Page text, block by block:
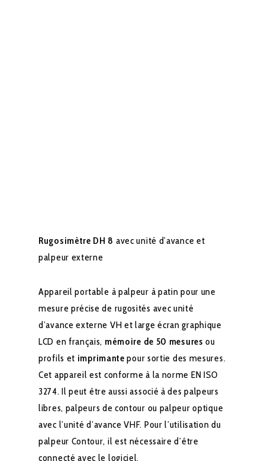
Rugosimètre DH 8 avec unité d’avance et
palpeur externe
Appareil portable à palpeur à patin pour une
mesure précise de rugosités avec unité
d’avance externe VH et large écran graphique
LCD en français, mémoire de 50 mesures ou
profils et imprimante pour sortie des mesures.
Cet appareil est conforme à la norme EN ISO
3274. Il peut être aussi associé à des palpeurs
libres, palpeurs de contour ou palpeur optique
avec l’unité d’avance VHF. Pour l’utilisation du
palpeur Contour, il est nécessaire d’être
connecté avec le logiciel.